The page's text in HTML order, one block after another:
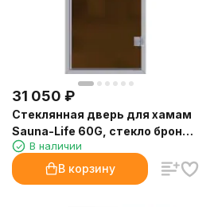
31 050 ₽
Стеклянная дверь для хамам
Sauna-Life 60G, стекло бронза
матовая, 80x210 см.
В наличии
В корзину